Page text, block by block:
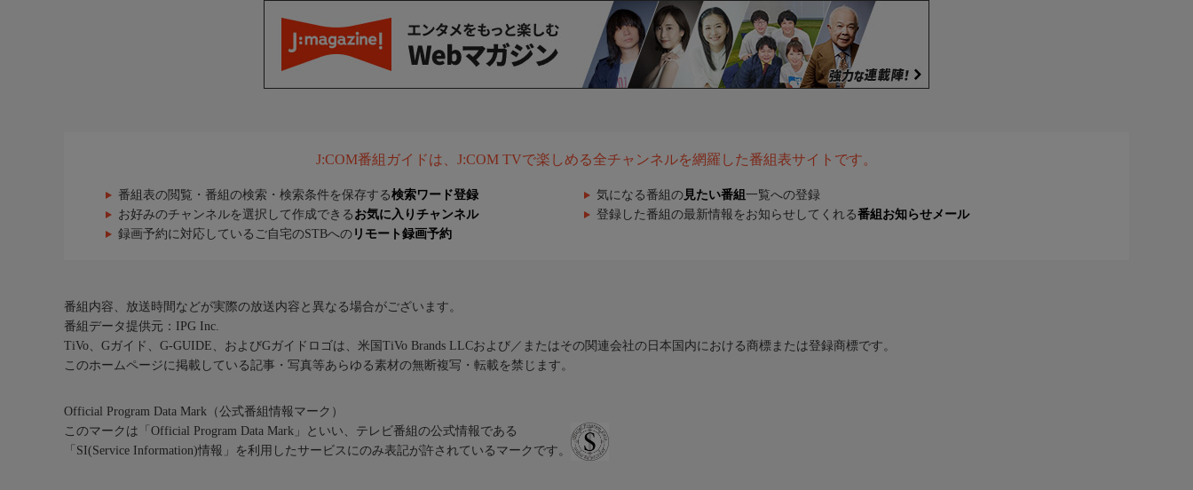
J:COM番組ガイドは、J:COM TVで楽しめる全チャンネルを網羅した番組表サイトです。
番組表の閲覧・番組の検索・検索条件を保存する検索ワード登録 気になる番組の 見たい番組 一覧への登録
お好みのチャンネルを選択して作成できる お気に入りチャンネル 登録した番組の最新情報をお知らせしてくれる番組お知らせメール
録画予約に対応しているご自宅のSTBへの リモート録画予約
番組内容、放送時間などが実際の放送内容と異なる場合がございます。
番組データ提供元：IPG Inc.
TiVo、Gガイド、G-GUIDE、およびGガイドロゴは、米国TiVo Brands LLCおよび／またはその関連会社の日本国内における商標または登録商標です。
このホームページに掲載している記事・写真等あらゆる素材の無断複写・転載を禁じます。
Official Program Data Mark（公式番組情報マーク）
このマークは「Official Program Data Mark」といい、テレビ番組の公式情報である
「SI(Service Information)情報」を利用したサービスにのみ表記が許されているマークです。